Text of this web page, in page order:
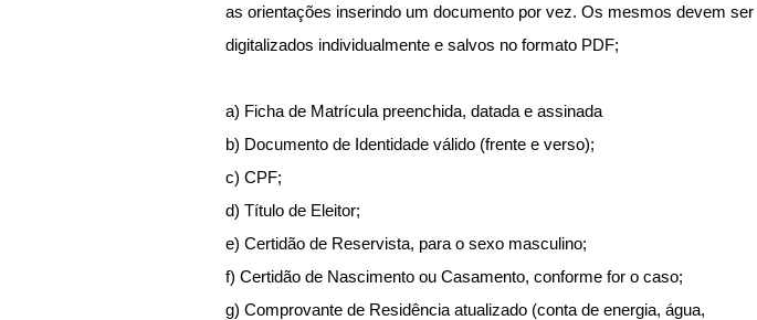
as orientações inserindo um documento por vez. Os mesmos devem ser
digitalizados individualmente e salvos no formato PDF;
a) Ficha de Matrícula preenchida, datada e assinada
b) Documento de Identidade válido (frente e verso);
c) CPF;
d) Título de Eleitor;
e) Certidão de Reservista, para o sexo masculino;
f) Certidão de Nascimento ou Casamento, conforme for o caso;
g) Comprovante de Residência atualizado (conta de energia, água,